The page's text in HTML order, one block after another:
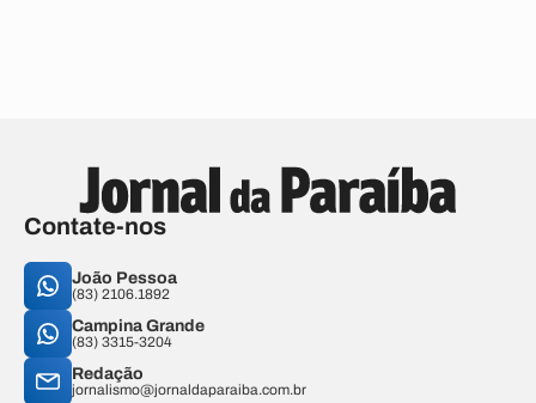
Contate-nos
João Pessoa
(83) 2106.1892
Campina Grande
(83) 3315-3204
Redação
jornalismo@jornaldaparaiba.com.br